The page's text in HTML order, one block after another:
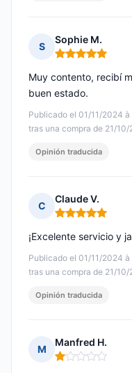
S
Sophie M.
Nota: 5 de 5
Publicado el 01/11/2024 à
tras una compra de 21/10/
Muy contento, recibí
buen estado.
Opinión traducida
C
Claude V.
Nota: 5 de 5
Publicado el 01/11/2024 à
tras una compra de 21/10/
¡Excelente servicio y
Opinión traducida
M
Manfred H.
Nota: 1 de 5